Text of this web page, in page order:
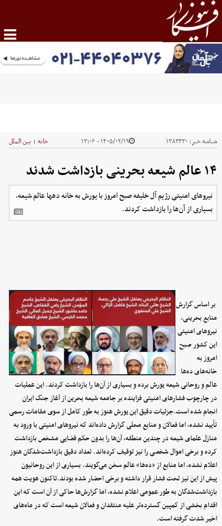
شناسه خبر: ۱۳۸۳۳۳۰ ۱۴۰۵/۰۲/۱۹ - ۱۳:۰۶ خانه | بین الملل
۱۴ عالم شیعه بحرینی بازداشت شدند
نیروهای امنیتی رژیم آل خلیفه صبح امروز با یورش به خانه دهها عالم شیعه،
بسیاری از آن‌ها را بازداشت کردند.
بر اساس گزارش
منابع بحرینی،
نیروهای امنیتی
این کشور صبح
امروز به
خانه‌های ده‌ها
عالم و روحانی شیعه یورش برده و بسیاری از آن‌ها را بازداشت کردند. این عملیات
در چارچوب فشارهای امنیتی فزاینده بر جامعه شیعه بحرین از آغاز جنگ ایران
انجام شده است.جزئیات دقیق این یورش هنوز به طور کامل از سوی مقامات رسمی
تأیید نشده، اما فعالان و منابع محلی گزارش داده‌اند که نیروهای امنیتی با ورود به
منازل علمای شیعه در چندین منطقه، آن‌ها را بدون حکم قضایی مشخص بازداشت
کرده و برخی اموال شخصی را نیز توقیف کرده‌اند. تعداد دقیق بازداشت‌شدگان هنوز
اعلام نشده، اما منابع از «ده‌ها» عالم سخن می‌گویند. بسیاری از این روحانیون
پیش از این نیز تحت فشار قرار داشته و برخی احضار شده بودند.تاکنون هویت همه
بازداشت‌شدگان به طور عمومی اعلام نشده، اما گزارش‌ها حاکی از آن است که این
اقدام بخشی از کمپین گسترده‌تر علیه منتقدان و فعالان شیعه است که در ماه‌های
اخیر شدت گرفته است.